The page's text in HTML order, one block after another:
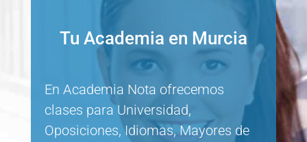
Tu Academia en Murcia
En Academia Nota ofrecemos
clases para Universidad,
Oposiciones, Idiomas, Mayores de